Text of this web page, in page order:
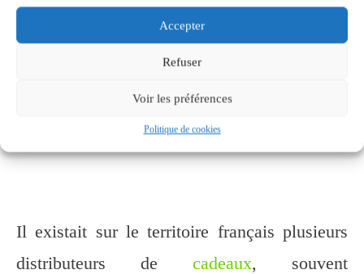
Accepter
Refuser
Voir les préférences
Politique de cookies
Il existait sur le territoire français plusieurs
distributeurs de cadeaux, souvent